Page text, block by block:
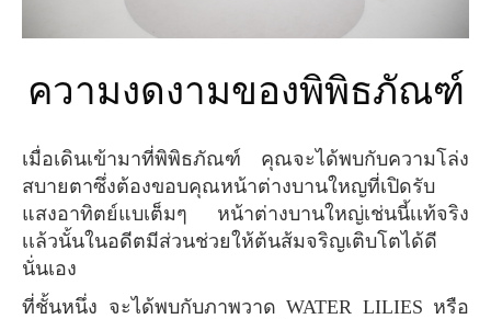
ความงดงามของพิพิธภัณฑ์
เมื่อเดินเข้ามาที่พิพิธภัณฑ์ คุณจะได้พบกับความโล่ง
สบายตาซึ่งต้องขอบคุณหน้าต่างบานใหญที่เปิดรับ
แสงอาทิตย์แบเต็มๆ หน้าต่างบานใหญ่เช่นนี้เเท้จริง
เเล้วนั้นในอดีตมีส่วนช่วยให้ต้นส้มจริญเติบโตได้ดี
นั่นเอง
ที่ชั้นหนึ่ง จะได้พบกับภาพวาด WATER LILIES หรือ